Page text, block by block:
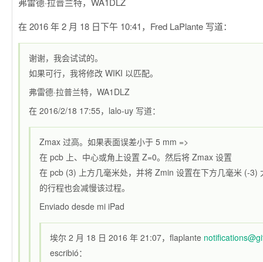
在 2016 年 2 月 18 日下午 10:41，Fred LaPlante 写道：
谢谢，我会试试的。
如果可行，我将修改 WIKI 以匹配。
弗雷德·拉普兰特，WA1DLZ
在 2016/2/18 17:55，lalo-uy 写道：
Zmax 过高。如果表面误差小于 5 mm =>
在 pcb 上、中心或角上设置 Z=0。然后将 Zmax 设置
在 pcb (3) 上方几毫米处，并将 Zmin 设置在下方几毫米 (-3)
的行程也会减慢该过程。
Enviado desde mi iPad
埃尔 2 月 18 日 2016 年 21:07，flaplante
escribió：